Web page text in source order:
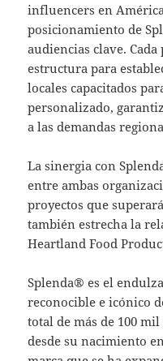
influencers en
posicionamiento de
audiencias clave.
estructura para
locales capacitados
personalizado,
a las demandas
La sinergia con
entre ambas
proyectos que
también estrecha la
Heartland Food
Splenda® es el
reconocible e icónico
total de más de 100
desde su nacimiento